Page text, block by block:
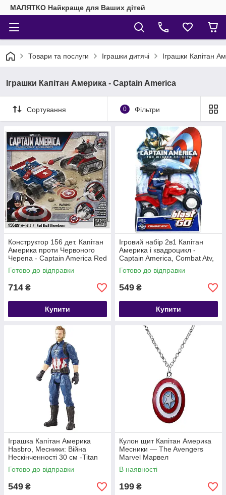
МАЛЯТКО Найкраще для Ваших дітей
Товари та послуги Іграшки дитячі Іграшки Капітан
Іграшки Капітан Америка - Captain America
Сортування 0 Фільтри
Конструктор 156 дет. Капітан
Америка проти Червоного
Черепа - Captain America Red
vs Skull, Mega Bloks
Готово до відправки
714 ₴
Купити
Ігровий набір 2в1 Капітан
Америка і квадроцикл -
Captain America, Combat Atv,
Blast & Go, Hasbro
Готово до відправки
549 ₴
Купити
Іграшка Капітан Америка
Hasbro, Месники: Війна
Нескінченності 30 см -Titan
Hero, Avengers (E1421)
Готово до відправки
549 ₴
Кулон щит Капітан Америка
Месники — The Avengers
Marvel Марвел
В наявності
199 ₴